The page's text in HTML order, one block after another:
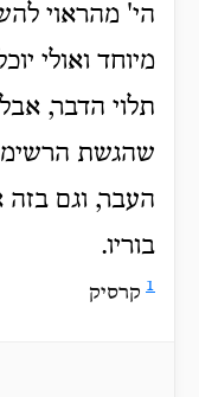
הי' מהראוי
מיוחד ואולי
תלוי הדבר,
שהגשת
העבר, וגם
בוריו.
1 קרסיק